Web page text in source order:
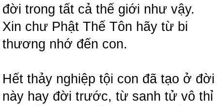
đời trong tất cả thế giới như vậy.
Xin chư Phật Thế Tôn hãy từ bi
thương nhớ đến con.
Hết thảy nghiệp tội con đã tạo ở đời
này hay đời trước, từ sanh tử vô thỉ